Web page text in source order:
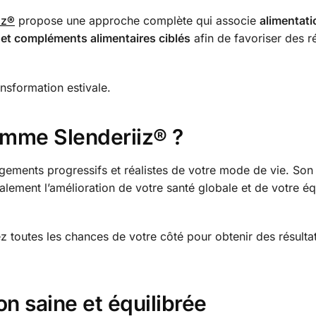
propose une approche complète qui associe
compléments alimentaires ciblés afin de favoriser des
estivale.
Slenderiiz® ?
progressifs et réalistes de votre mode de vie.
l’amélioration de votre santé globale et de votre
toutes les chances de votre côté pour obtenir des
saine et équilibrée